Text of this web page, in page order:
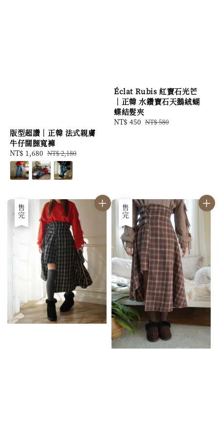
版型超讚｜正韓 法式親膚
牛仔闊腿寬褲
Sale
price
NT$ 1,680 Regular
price
NT$ 2,180
Éclat Rubis 紅寶石光芒
｜正韓 水鑽寶石天鵝絨蝴
蝶結髮夾
Sale
NT$ 450 Regular
NT$ 580
優惠
售完 優惠
售完